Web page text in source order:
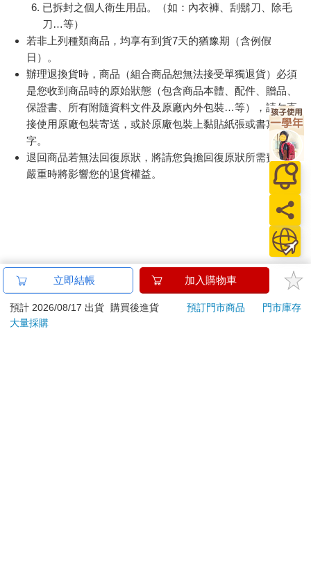
已拆封之個人衛生用品。（如：內衣褲、刮鬍刀、除毛
刀…等）
若非上列種類商品，均享有到貨7天的猶豫期（含例假
日）。
辦理退換貨時，商品（組合商品恕無法接受單獨退貨）必須
是您收到商品時的原始狀態（包含商品本體、配件、贈品、
保證書、所有附隨資料文件及原廠內外包裝…等），請勿直
接使用原廠包裝寄送，或於原廠包裝上黏貼紙張或書寫文
字。
退回商品若無法回復原狀，將請您負擔回復原狀所需費用，
嚴重時將影響您的退貨權益。
立即結帳 加入購物車
預計 2026/08/17 出貨 購買後進貨 預訂門市商品
門市庫存
大量採購